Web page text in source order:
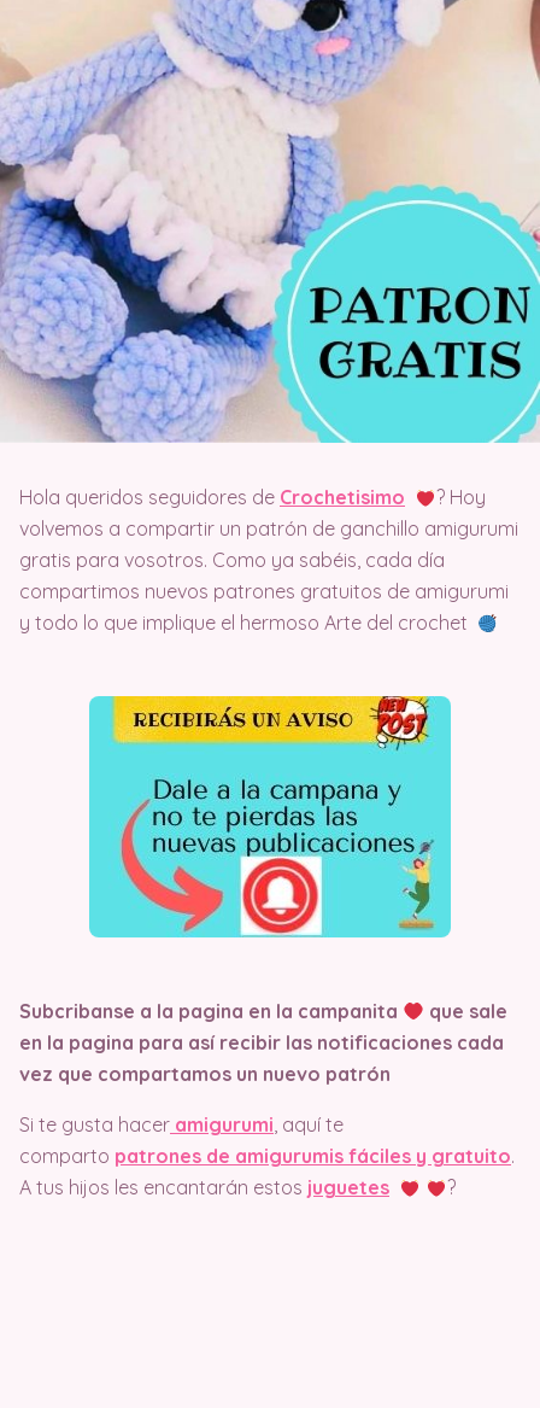
Hola queridos seguidores de Crochetisimo
? Hoy
volvemos a compartir un patrón de ganchillo amigurumi
gratis para vosotros. Como ya sabéis, cada día
compartimos nuevos patrones gratuitos de amigurumi
y todo lo que implique el hermoso Arte del crochet
Subcribanse a la pagina en la campanita
que sale
en la pagina para así recibir las notificaciones cada
vez que compartamos un nuevo patrón
Si te gusta hacer amigurumi, aquí te
comparto patrones de amigurumis fáciles y gratuito.
A tus hijos les encantarán estos juguetes ?